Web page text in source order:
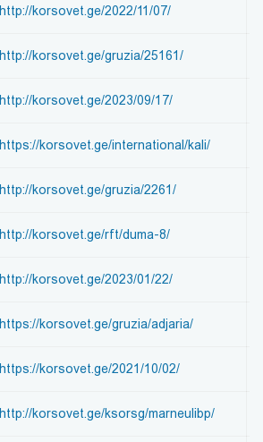
http://korsovet.ge/2022/11/07/
http://korsovet.ge/gruzia/25161/
http://korsovet.ge/2023/09/17/
https://korsovet.ge/international/kali/
http://korsovet.ge/gruzia/2261/
http://korsovet.ge/rft/duma-8/
http://korsovet.ge/2023/01/22/
https://korsovet.ge/gruzia/adjaria/
https://korsovet.ge/2021/10/02/
http://korsovet.ge/ksorsg/marneulibp/